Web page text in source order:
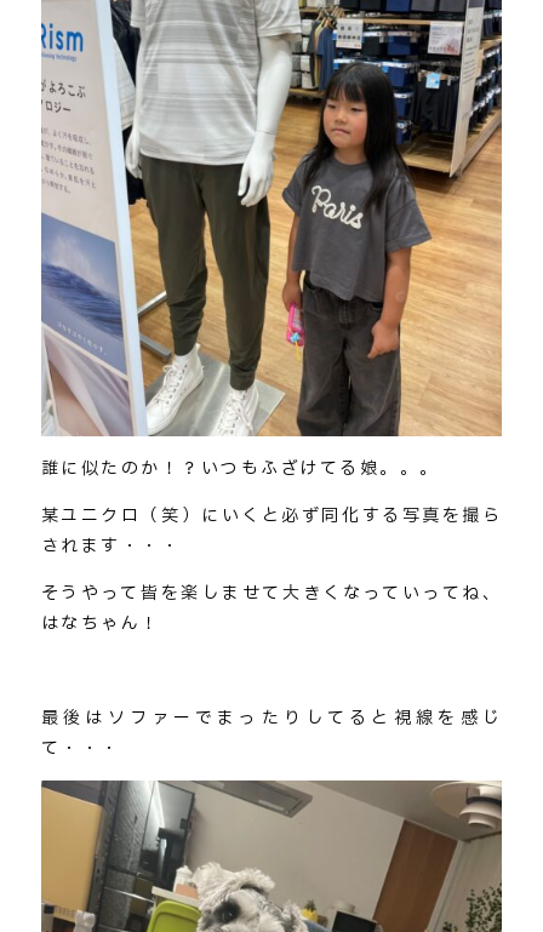
誰に似たのか！？いつもふざけてる娘。。。
某ユニクロ（笑）にいくと必ず同化する写真を撮ら
されます・・・
そうやって皆を楽しませて大きくなっていってね、
はなちゃん！
最後はソファーでまったりしてると視線を感じ
て・・・